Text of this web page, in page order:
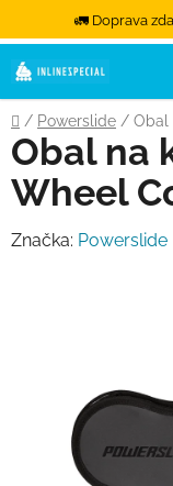
🚛 Doprava
Přejít na obsah
Domů
/ Powerslide / Obal
Obal na
Wheel
Značka: Powerslide